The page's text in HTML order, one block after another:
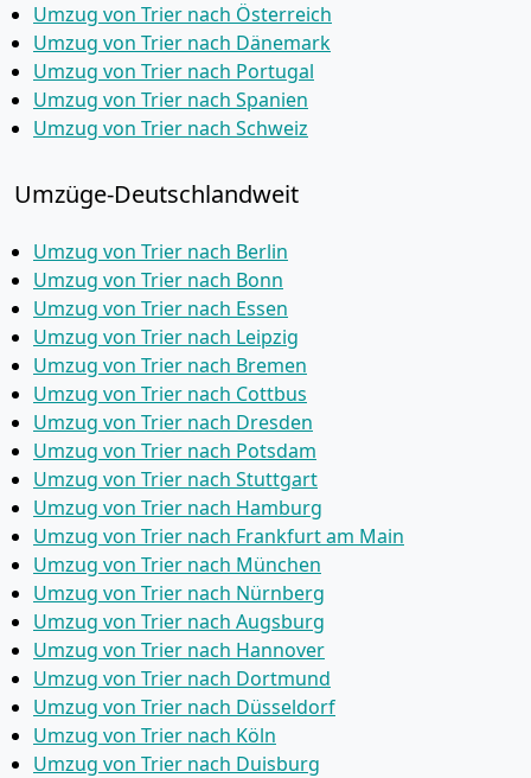
Umzug von Trier nach Österreich
Umzug von Trier nach Dänemark
Umzug von Trier nach Portugal
Umzug von Trier nach Spanien
Umzug von Trier nach Schweiz
Umzüge-Deutschlandweit
Umzug von Trier nach Berlin
Umzug von Trier nach Bonn
Umzug von Trier nach Essen
Umzug von Trier nach Leipzig
Umzug von Trier nach Bremen
Umzug von Trier nach Cottbus
Umzug von Trier nach Dresden
Umzug von Trier nach Potsdam
Umzug von Trier nach Stuttgart
Umzug von Trier nach Hamburg
Umzug von Trier nach Frankfurt am Main
Umzug von Trier nach München
Umzug von Trier nach Nürnberg
Umzug von Trier nach Augsburg
Umzug von Trier nach Hannover
Umzug von Trier nach Dortmund
Umzug von Trier nach Düsseldorf
Umzug von Trier nach Köln
Umzug von Trier nach Duisburg